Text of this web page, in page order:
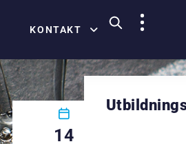
KONTAKT
14